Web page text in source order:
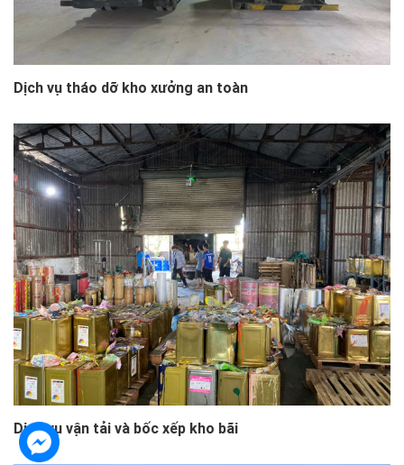
Dịch vụ tháo dỡ kho xưởng an toàn
Dịch vụ vận tải và bốc xếp kho bãi